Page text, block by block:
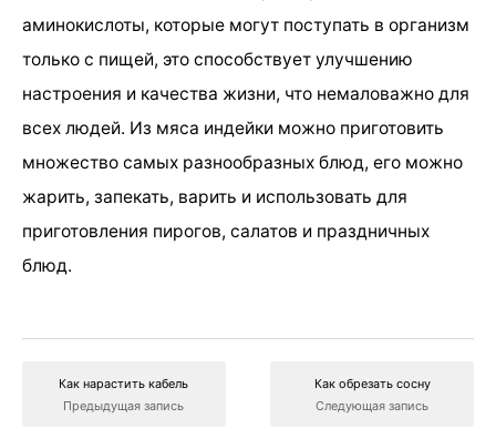
аминокислоты, которые могут поступать в организм
только с пищей, это способствует улучшению
настроения и качества жизни, что немаловажно для
всех людей. Из мяса индейки можно приготовить
множество самых разнообразных блюд, его можно
жарить, запекать, варить и использовать для
приготовления пирогов, салатов и праздничных
блюд.
Как нарастить кабель
Предыдущая запись
Как обрезать сосну
Следующая запись